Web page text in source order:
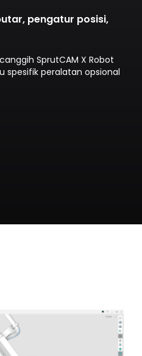
pengatur posisi,
SprutCAM X Robot
spesifik peralatan opsional